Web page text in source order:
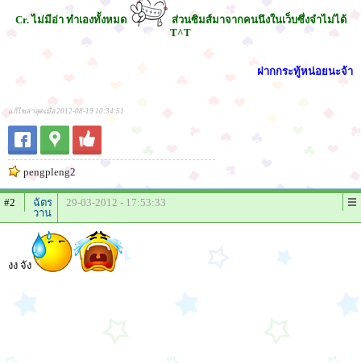
Cr. ไม่มีอ่า ทำเองทั้งหมด
ส่วนซิมส์มาจากคนนึงในเว็บซึ่งจำไม่ได้
T^T
ฝากกระทู้หน่อยนะจ้า
แก้ไขล่าสุดเมื่อ 2012-08-19 10:34:51
pengpleng2
#2
ฉัตร
วาน
29-03-2012 - 17:53:33
งง จัง